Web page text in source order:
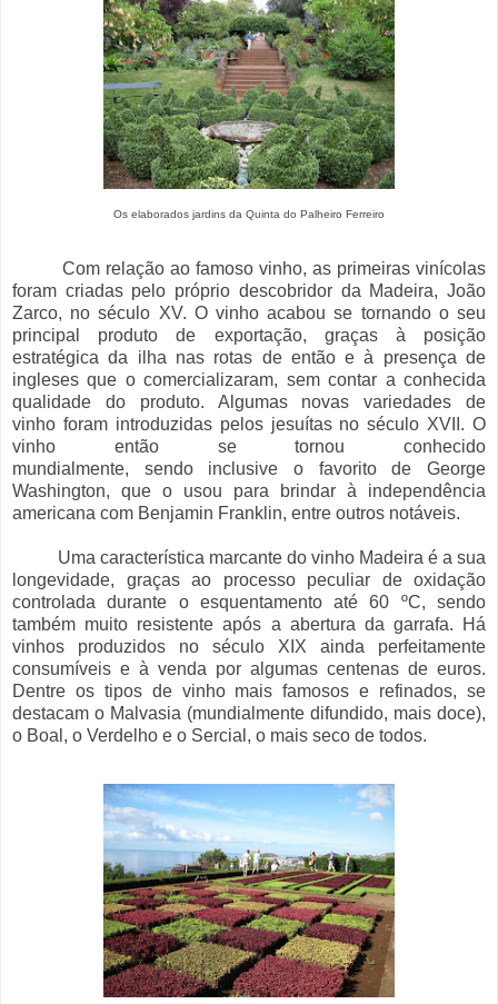
Os elaborados jardins da Quinta do Palheiro Ferreiro
Com relação ao famoso vinho, as primeiras vinícolas
foram criadas pelo próprio descobridor da Madeira, João
Zarco, no século XV. O vinho acabou se tornando o seu
principal produto de exportação, graças à posição
estratégica da ilha nas rotas de então e à presença de
ingleses que o comercializaram, sem contar a conhecida
qualidade do produto. Algumas novas variedades de
vinho foram introduzidas pelos jesuítas no século XVII. O
vinho então se tornou conhecido
mundialmente, sendo inclusive o favorito de George
Washington, que o usou para brindar à independência
americana com Benjamin Franklin, entre outros notáveis.
Uma característica marcante do vinho Madeira é a sua
longevidade, graças ao processo peculiar de oxidação
controlada durante o esquentamento até 60 ºC, sendo
também muito resistente após a abertura da garrafa. Há
vinhos produzidos no século XIX ainda perfeitamente
consumíveis e à venda por algumas centenas de euros.
Dentre os tipos de vinho mais famosos e refinados, se
destacam o Malvasia (mundialmente difundido, mais doce),
o Boal, o Verdelho e o Sercial, o mais seco de todos.